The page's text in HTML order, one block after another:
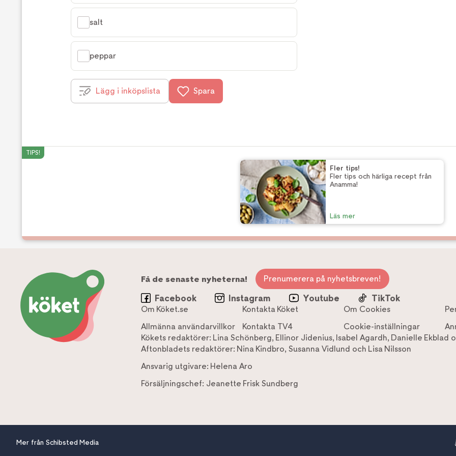
salt
peppar
Lägg i inköpslista Spara
TIPS!
Fler tips!
Fler tips och härliga recept från
Anamma!
Läs mer
Få de senaste nyheterna! Prenumerera på nyhetsbreven!
Facebook Instagram Youtube TikTok
Om Köket.se Kontakta Köket Om Cookies
Allmänna användarvillkor
Kontakta TV4 Cookie-inställningar
Kökets redaktörer: Lina Schönberg, Ellinor Jidenius, Isabel Agardh, Danielle Ekblad
Aftonbladets redaktörer: Nina Kindbro, Susanna Vidlund och Lisa Nilsson
Ansvarig utgivare: Helena Aro
Försäljningschef: Jeanette Frisk Sundberg
Mer från Schibsted Media